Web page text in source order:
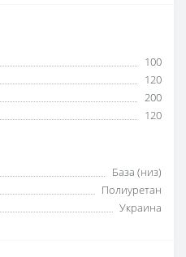
100
120
200
120
База (низ)
Полиуретан
Украина